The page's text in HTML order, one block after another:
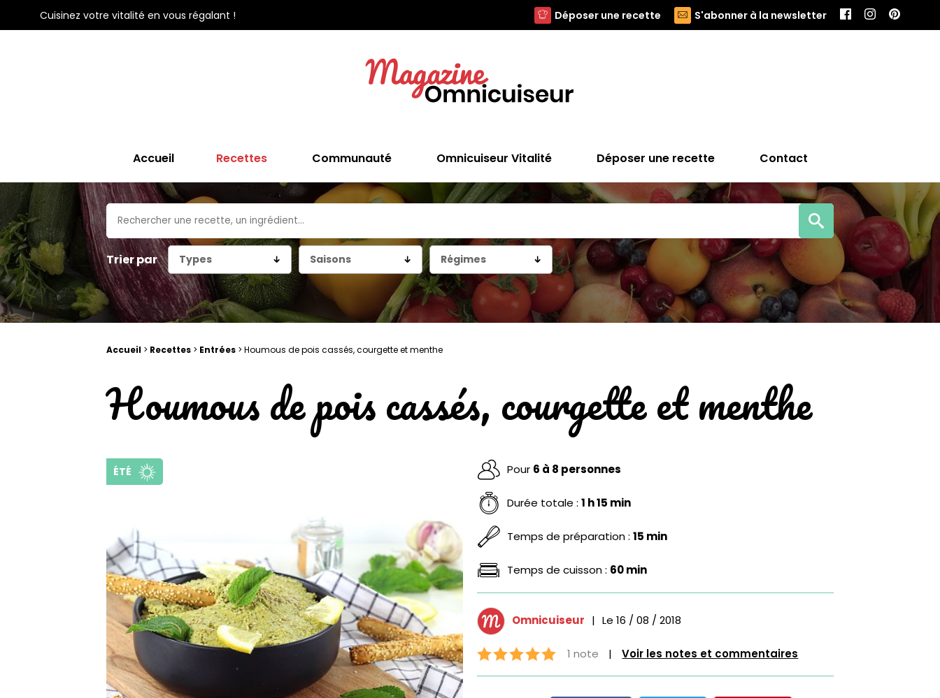
Cuisinez votre vitalité en vous régalant ! Déposer une recette S'abonner à la newsletter
Accueil Recettes Communauté Omnicuiseur Vitalité Déposer une recette Contact
Trier par Types Saisons Régimes
Accueil > Recettes > Entrées > Houmous de pois cassés, courgette et menthe
Houmous de pois cassés, courgette et menthe
ÉTÉ Pour 6 à 8 personnes
Durée totale :1 h 15 min
Temps de préparation :15 min
Temps de cuisson : 60 min
Omnicuiseur | Le16 / 08 / 2018
1 note | Voir les notes et commentaires